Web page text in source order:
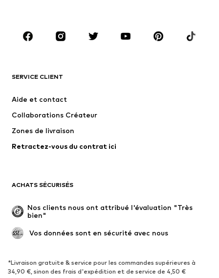
Accessoires
Premium
Nouveautés
Lingerie
Manteaux
Jupes
Occasions spéciales
Exclusif
Remise à neuf
Nouveautés
Tendance
Baskets
Bottines
SERVICE CLIENT
Aide et contact
Collaborations Créateur
Zones de livraison
Retractez-vous du contrat ici
ACHATS SÉCURISÉS
Nos clients nous ont attribué l'évaluation "Très
bien"
Vos données sont en sécurité avec nous
*Livraison gratuite & service pour les commandes supérieures à
34,90 €, sinon des frais d'expédition et de service de 4,50 €